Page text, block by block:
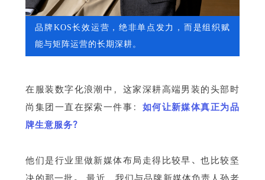
品牌KOS长效运营，绝非单点发力，而是组织赋
能与矩阵运营的长期深耕。
在服装数字化浪潮中，这家深耕高端男装的头部时
尚集团一直在探索一件事： 如何让新媒体真正为品
牌生意服务？
他们是行业里做新媒体布局走得比较早、也比较坚
决的那一批。 最近，我们与品牌新媒体负责人孙老